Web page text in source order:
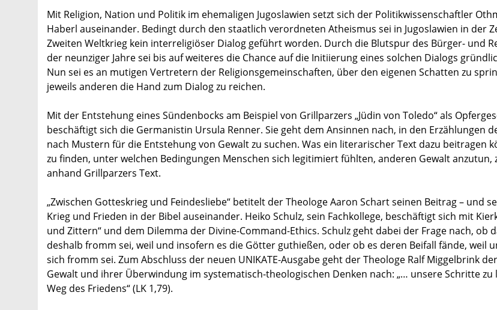
Mit Religion, Nation und Politik im ehemaligen Jugoslawien setzt sich der Politikwissenschaftler
Haberl auseinander. Bedingt durch den staatlich verordneten Atheismus sei in Jugoslawien in der
Zweiten Weltkrieg kein interreligiöser Dialog geführt worden. Durch die Blutspur des Bürger- und
der neunziger Jahre sei bis auf weiteres die Chance auf die Initiierung eines solchen Dialogs
Nun sei es an mutigen Vertretern der Religionsgemeinschaften, über den eigenen Schatten zu
jeweils anderen die Hand zum Dialog zu reichen.
Mit der Entstehung eines Sündenbocks am Beispiel von Grillparzers „Jüdin von Toledo“ als
beschäftigt sich die Germanistin Ursula Renner. Sie geht dem Ansinnen nach, in den Erzählungen
nach Mustern für die Entstehung von Gewalt zu suchen. Was ein literarischer Text dazu beitragen
zu finden, unter welchen Bedingungen Menschen sich legitimiert fühlten, anderen Gewalt anzutun,
anhand Grillparzers Text.
„Zwischen Gotteskrieg und Feindesliebe“ betitelt der Theologe Aaron Schart seinen Beitrag – und
Krieg und Frieden in der Bibel auseinander. Heiko Schulz, sein Fachkollege, beschäftigt sich mit
und Zittern“ und dem Dilemma der Divine-Command-Ethics. Schulz geht dabei der Frage nach, ob
deshalb fromm sei, weil und insofern es die Götter guthießen, oder ob es deren Beifall fände, weil
sich fromm sei. Zum Abschluss der neuen UNIKATE-Ausgabe geht der Theologe Ralf Miggelbrink
Gewalt und ihrer Überwindung im systematisch-theologischen Denken nach: „… unsere Schritte zu
Weg des Friedens“ (LK 1,79).